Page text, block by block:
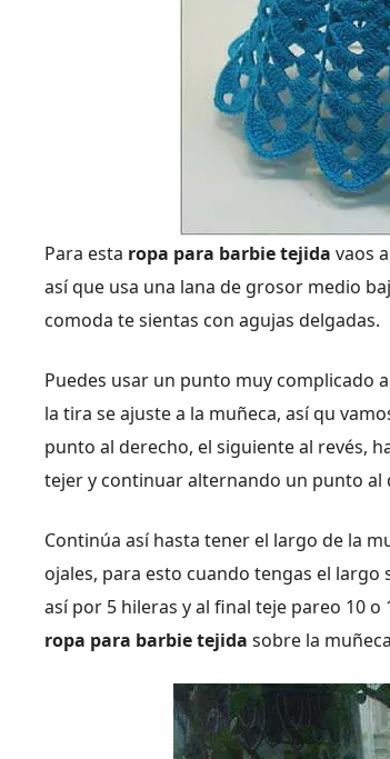
Para esta ropa para barbie tejida vaos
así que usa una lana de grosor medio
comoda te sientas con agujas delgadas.
Puedes usar un punto muy complicado
la tira se ajuste a la muñeca, así qu
punto al derecho, el siguiente al revés,
tejer y continuar alternando un punto al
Continúa así hasta tener el largo de la
ojales, para esto cuando tengas el
así por 5 hileras y al final teje pareo 10
ropa para barbie tejida sobre la